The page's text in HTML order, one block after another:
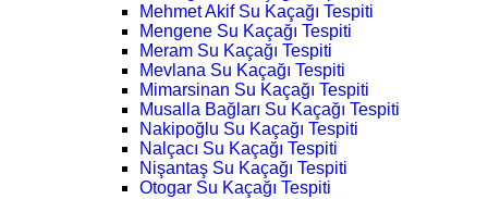
Mehmet Akif Su Kaçağı Tespiti
Mengene Su Kaçağı Tespiti
Meram Su Kaçağı Tespiti
Mevlana Su Kaçağı Tespiti
Mimarsinan Su Kaçağı Tespiti
Musalla Bağları Su Kaçağı Tespiti
Nakipoğlu Su Kaçağı Tespiti
Nalçacı Su Kaçağı Tespiti
Nişantaş Su Kaçağı Tespiti
Otogar Su Kaçağı Tespiti